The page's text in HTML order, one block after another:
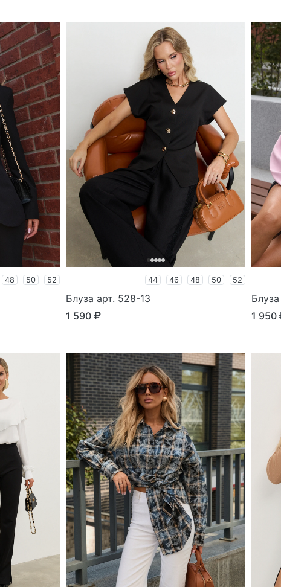
48 50 52 44 46 48 50 52
Блуза арт. 528-13
1 590
1 950